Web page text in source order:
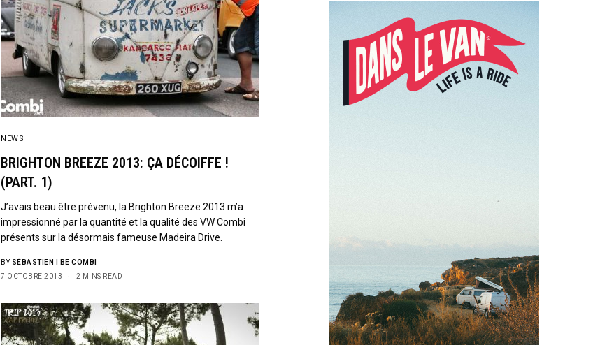
NEWS
BRIGHTON BREEZE 2013: ÇA DÉCOIFFE !
(PART. 1)
J’avais beau être prévenu, la Brighton Breeze 2013 m’a
impressionné par la quantité et la qualité des VW Combi
présents sur la désormais fameuse Madeira Drive.
BY SÉBASTIEN | BE COMBI
7 OCTOBRE 2013
2 MINS READ